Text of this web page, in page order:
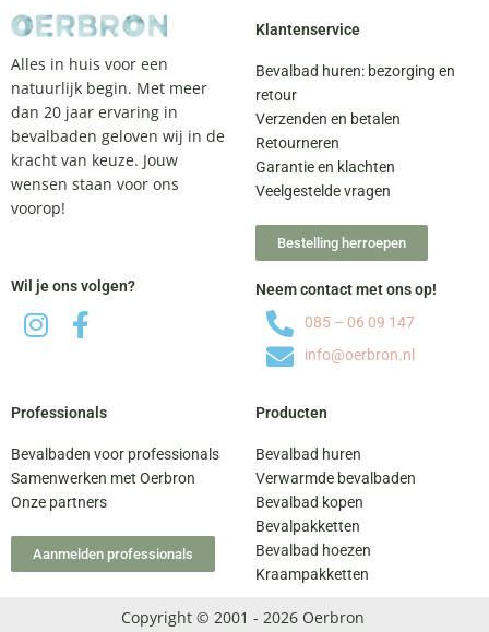
Alles in huis voor een
natuurlijk begin. Met meer
dan 20 jaar ervaring in
bevalbaden geloven wij in de
kracht van keuze. Jouw
wensen staan voor ons
voorop!
Wil je ons volgen?
Klantenservice
Bevalbad huren: bezorging en
retour
Verzenden en betalen
Retourneren
Garantie en klachten
Veelgestelde vragen
Bestelling herroepen
Neem contact met ons op!
085 – 06 09 147
info@oerbron.nl
Professionals
Bevalbaden voor professionals
Samenwerken met Oerbron
Onze partners
Aanmelden professionals
Producten
Bevalbad huren
Verwarmde bevalbaden
Bevalbad kopen
Bevalpakketten
Bevalbad hoezen
Kraampakketten
Copyright © 2001 - 2026 Oerbron